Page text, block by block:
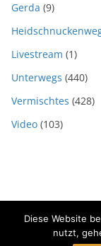
Gerda (9)
Livestream (1)
Unterwegs (440)
Vermischtes (428)
Video (103)
Copyright © 2026
Diese Website
nutzt,